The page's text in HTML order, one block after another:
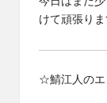
今日はまだ
けて頑張りま
☆鯖江人のエ